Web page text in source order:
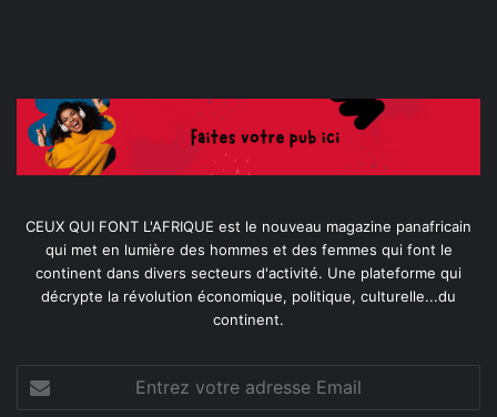
CEUX QUI FONT L'AFRIQUE est le nouveau magazine panafricain
qui met en lumière des hommes et des femmes qui font le
continent dans divers secteurs d'activité. Une plateforme qui
décrypte la révolution économique, politique, culturelle...du
continent.
votre